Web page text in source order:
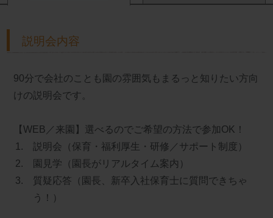
説明会内容
90分で会社のことも園の雰囲気もまるっと知りたい方向
けの説明会です。
【WEB／来園】選べるのでご希望の方法で参加OK！
説明会（保育・福利厚生・研修／サポート制度）
園見学（園長がリアルタイム案内）
質疑応答（園長、新卒入社保育士に質問できちゃ
う！）